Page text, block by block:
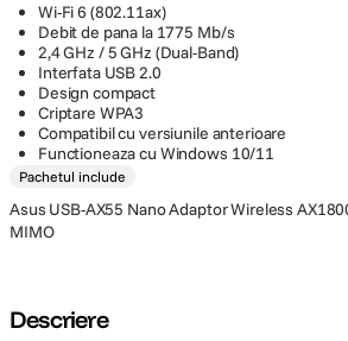
Wi-Fi 6 (802.11ax)
Debit de pana la 1775 Mb/s
2,4 GHz / 5 GHz (Dual-Band)
Interfata USB 2.0
Design compact
Criptare WPA3
Compatibil cu versiunile anterioare
Functioneaza cu Windows 10/11
Pachetul include
Asus USB-AX55 Nano Adaptor Wireless
MIMO
Descriere